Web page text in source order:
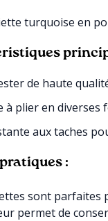
turquoise en
de haute
à plier en diverses
aux taches
:
sont parfaites
permet de